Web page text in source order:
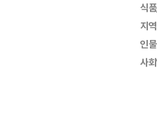
식
지역
인물
사